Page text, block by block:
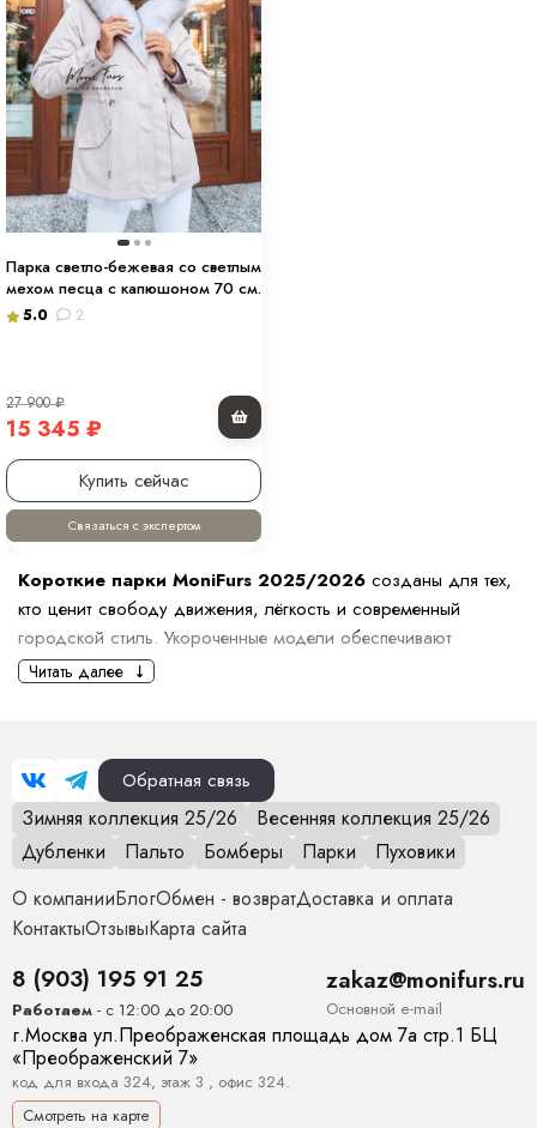
Парка светло-бежевая со светлым
мехом песца с капюшоном 70 см.
5.0 2
27 900₽
15 345 ₽
Купить сейчас
Связаться с экспертом
Короткие парки MoniFurs 2025/2026 созданы для тех,
кто ценит свободу движения, лёгкость и современный
городской стиль. Укороченные модели обеспечивают
комфорт в условиях умеренной зимы, сохраняя при этом
влагостойкими тканями и качественной фурнитурой. Короткие
парки удобны для повседневной носки, поездок за рулём,
активного образа жизни и городской динамики. Они не
ограничивают движения, легко сочетаются с повседневным
В ассортименте — парки с капюшоном, меховой отделкой,
утягивающими кулисками и функциональными карманами.
Лёгкость в носке, компактность и универсальность делают
короткую парку отличным выбором на каждый день.
Цветовая палитра сезона включает базовые оттенки (чёрный,
молочный, графит), а также трендовые зимние цвета.
Читать далее
Обратная связь
Зимняя коллекция 25/26
Весенняя коллекция 25/26
Дубленки
Пальто Бомберы Парки
Пуховики
О компанииБлогОбмен - возвратДоставка и оплата
КонтактыОтзывыКарта сайта
8 (903) 195 91 25
Работаем - с 12:00 до 20:00
zakaz@monifurs.ru
Основной е-mail
г.Москва ул.Преображенская площадь дом 7а стр.1 БЦ
«Преображенский 7»
код для входа 324, этаж 3 , офис 324.
Смотреть на карте